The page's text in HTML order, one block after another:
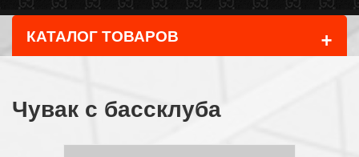
КАТАЛОГ ТОВАРОВ +
Чувак с бассклуба